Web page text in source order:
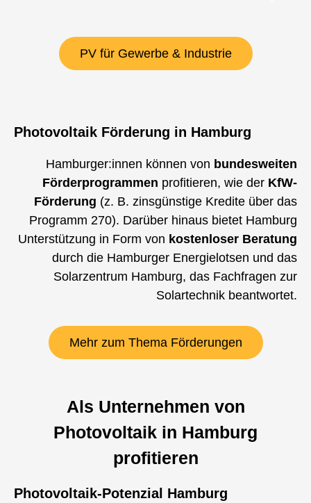
Als Unternehmen von
Photovoltaik in Hamburg
profitieren
Photovoltaik-Potenzial Hamburg
PV für Gewerbe & Industrie
Photovoltaik Förderung in Hamburg
Hamburger:innen können von bundesweiten
Förderprogrammen profitieren, wie der KfW-
Förderung (z. B. zinsgünstige Kredite über das
Programm 270). Darüber hinaus bietet Hamburg
Unterstützung in Form von kostenloser Beratung
durch die Hamburger Energielotsen und das
Solarzentrum Hamburg, das Fachfragen zur
Solartechnik beantwortet.
Mehr zum Thema Förderungen